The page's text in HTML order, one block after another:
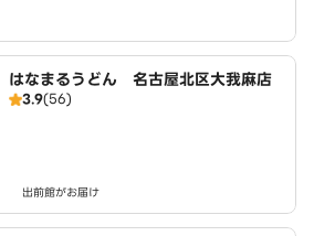
はなまるうどん 名古屋北区大我麻店
3.9(56)
出前館がお届け